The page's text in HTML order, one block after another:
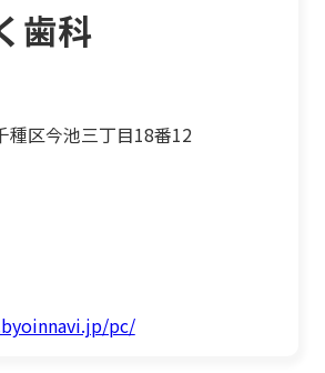
歯科
種区今池三丁目18番12
pc/